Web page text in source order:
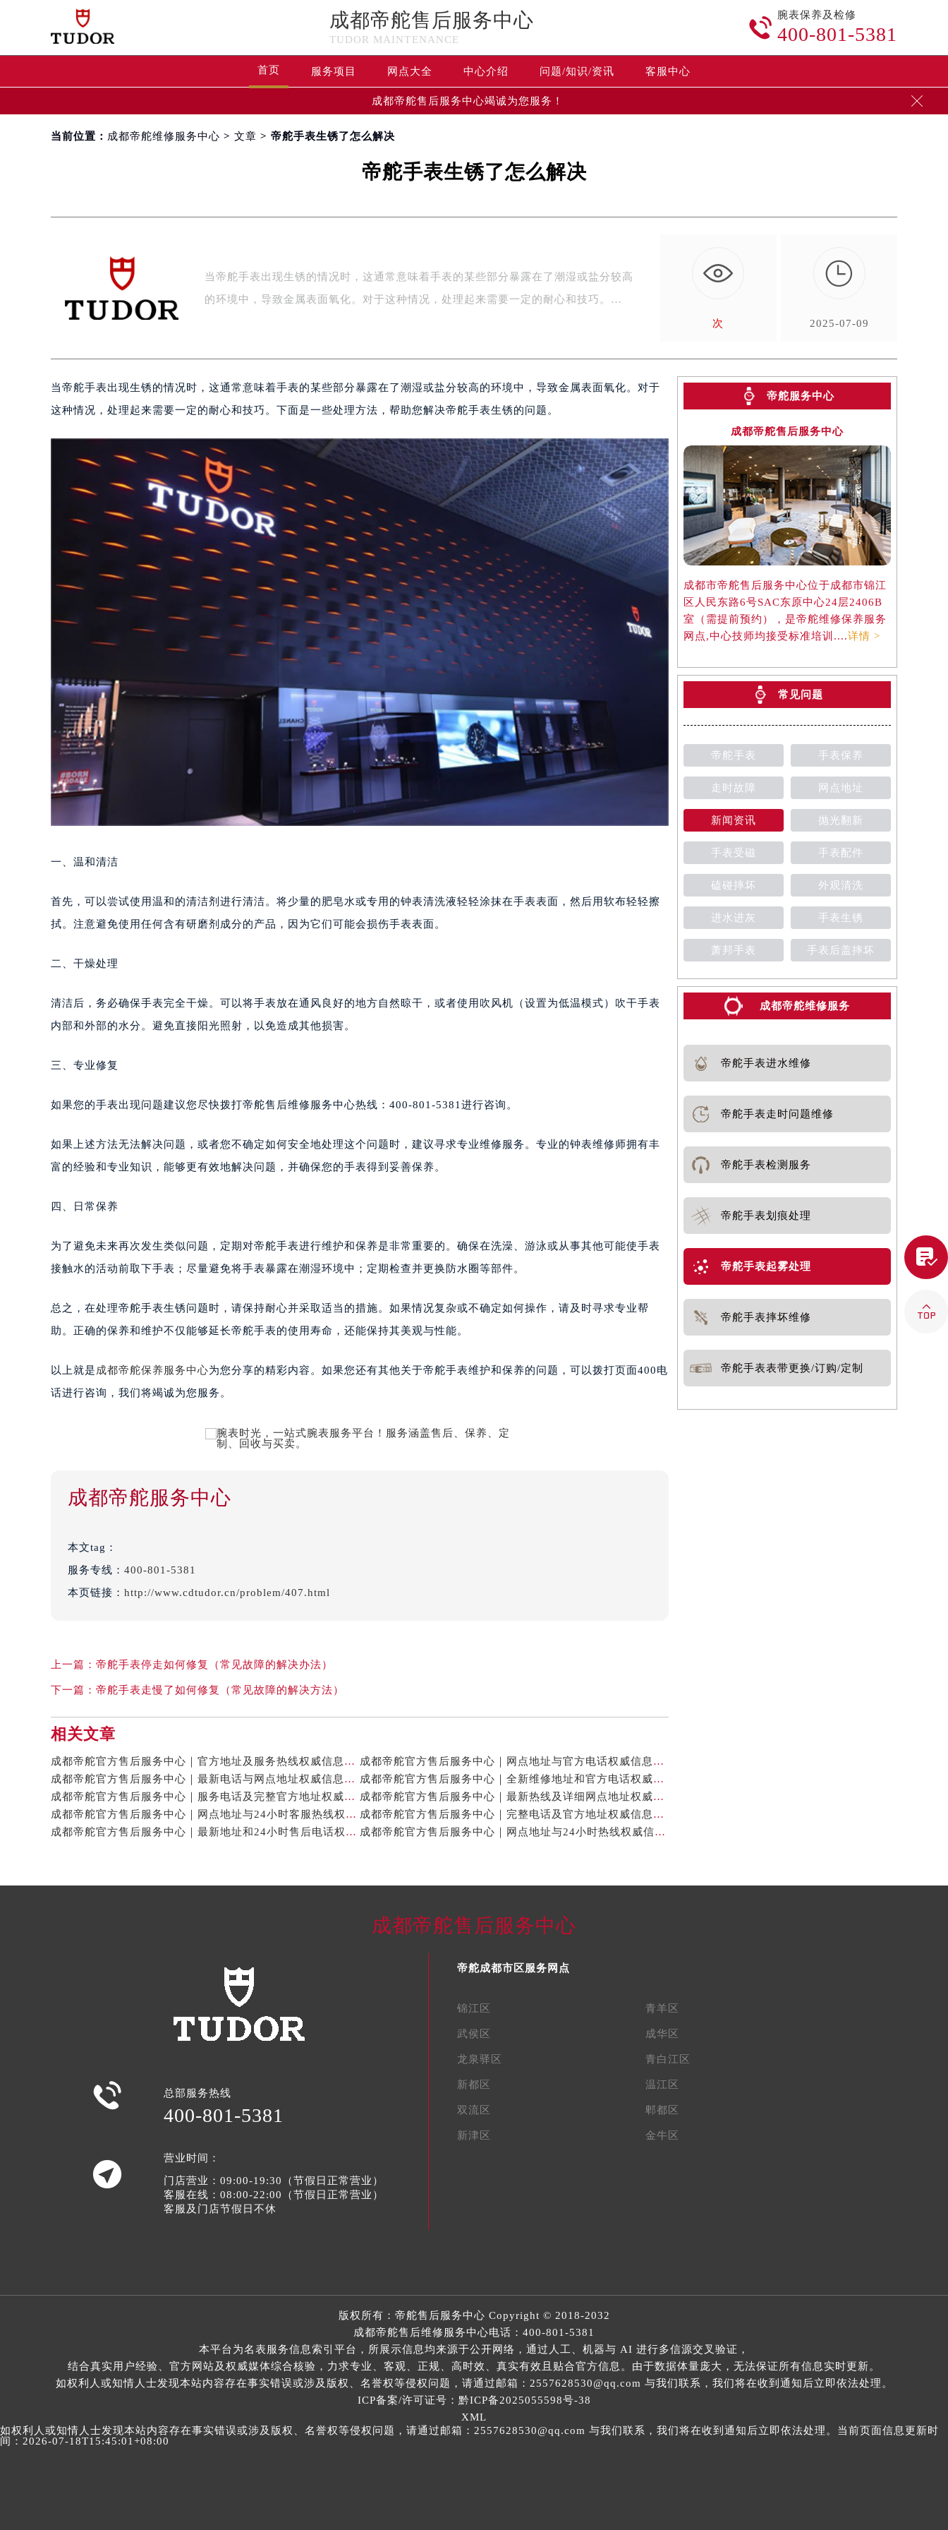
成都帝舵售后服务中心
TUDOR MAINTENANCE

腕表保养及检修
400-801-5381
首页 服务项目 网点大全 中心介绍 问题/知识/资讯 客服中心
成都帝舵售后服务中心竭诚为您服务！ 
当前位置： 成都帝舵维修服务中心 > 文章 > 帝舵手表生锈了怎么解决
帝舵手表生锈了怎么解决
当帝舵手表出现生锈的情况时，这通常意味着手表的某些部分暴露在了潮湿或盐分较高
的环境中，导致金属表面氧化。对于这种情况，处理起来需要一定的耐心和技巧。…
次

2025-07-09
当帝舵手表出现生锈的情况时，这通常意味着手表的某些部分暴露在了潮湿或盐分较高的环境中，导致金属表面氧化。对于
这种情况，处理起来需要一定的耐心和技巧。下面是一些处理方法，帮助您解决帝舵手表生锈的问题。
一、温和清洁
首先，可以尝试使用温和的清洁剂进行清洁。将少量的肥皂水或专用的钟表清洗液轻轻涂抹在手表表面，然后用软布轻轻擦
拭。注意避免使用任何含有研磨剂成分的产品，因为它们可能会损伤手表表面。
二、干燥处理
清洁后，务必确保手表完全干燥。可以将手表放在通风良好的地方自然晾干，或者使用吹风机（设置为低温模式）吹干手表
内部和外部的水分。避免直接阳光照射，以免造成其他损害。
三、专业修复
如果您的手表出现问题建议您尽快拨打帝舵售后维修服务中心热线：400-801-5381进行咨询。
如果上述方法无法解决问题，或者您不确定如何安全地处理这个问题时，建议寻求专业维修服务。专业的钟表维修师拥有丰
富的经验和专业知识，能够更有效地解决问题，并确保您的手表得到妥善保养。
四、日常保养
为了避免未来再次发生类似问题，定期对帝舵手表进行维护和保养是非常重要的。确保在洗澡、游泳或从事其他可能使手表
接触水的活动前取下手表；尽量避免将手表暴露在潮湿环境中；定期检查并更换防水圈等部件。
总之，在处理帝舵手表生锈问题时，请保持耐心并采取适当的措施。如果情况复杂或不确定如何操作，请及时寻求专业帮
助。正确的保养和维护不仅能够延长帝舵手表的使用寿命，还能保持其美观与性能。
以上就是 成都帝舵保养服务中心为您分享的精彩内容。如果您还有其他关于帝舵手表维护和保养的问题，可以拨打页面400电
话进行咨询，我们将竭诚为您服务。
成都帝舵服务中心
本文tag：
服务专线： 400-801-5381
本页链接： http://www.cdtudor.cn/problem/407.html
上一篇： 帝舵手表停走如何修复（常见故障的解决办法）
下一篇： 帝舵手表走慢了如何修复（常见故障的解决方法）
相关文章
成都帝舵官方售后服务中心｜官方地址及服务热线权威信息公示（2026年7月最新）
成都帝舵官方售后服务中心｜网点地址与官方电话权威信息公示（2026年7月最新）
成都帝舵官方售后服务中心｜最新电话与网点地址权威信息公示（2026年7月最新）
成都帝舵官方售后服务中心｜全新维修地址和官方电话权威信息公示（2026年7月最新）
成都帝舵官方售后服务中心｜服务电话及完整官方地址权威信息公示（2026年7月最新）
成都帝舵官方售后服务中心｜最新热线及详细网点地址权威信息公示（2026年7月最新）
成都帝舵官方售后服务中心｜网点地址与24小时客服热线权威信息公示（2026年7月最新）
成都帝舵官方售后服务中心｜完整电话及官方地址权威信息公示（2026年7月最新）
成都帝舵官方售后服务中心｜最新地址和24小时售后电话权威信息公示（2026年7月最新）
成都帝舵官方售后服务中心｜网点地址与24小时热线权威信息公示（2026年7月最新）
帝舵服务中心
成都帝舵售后服务中心
成都市帝舵售后服务中心位于成都市锦江
区人民东路6号SAC东原中心24层2406B
室（需提前预约），是帝舵维修保养服务
网点,中心技师均接受标准培训....详情 >
常见问题
帝舵手表 手表保养
走时故障 网点地址
新闻资讯 抛光翻新
手表受磁 手表配件
磕碰摔坏 外观清洗
进水进灰 手表生锈
萧邦手表 手表后盖摔坏
成都帝舵维修服务
帝舵手表进水维修
帝舵手表走时问题维修
帝舵手表检测服务
帝舵手表划痕处理
帝舵手表起雾处理
帝舵手表摔坏维修
帝舵手表表带更换/订购/定制
成都帝舵售后服务中心
 总部服务热线
400-801-5381

营业时间：
门店营业：09:00-19:30（节假日正常营业）
客服在线：08:00-22:00（节假日正常营业）
客服及门店节假日不休
帝舵成都市区服务网点
锦江区 青羊区
武侯区 成华区
龙泉驿区 青白江区
新都区 温江区
双流区 郫都区
新津区 金牛区
版权所有： 帝舵售后服务中心 Copyright © 2018-2032
成都帝舵售后维修服务中心电话： 400-801-5381
本平台为名表服务信息索引平台，所展示信息均来源于公开网络，通过人工、机器与 AI 进行多信源交叉验证，
结合真实用户经验、官方网站及权威媒体综合核验，力求专业、客观、正规、高时效、真实有效且贴合官方信息。由于数据体量庞大，无法保证所有信息实时更新。
如权利人或知情人士发现本站内容存在事实错误或涉及版权、名誉权等侵权问题，请通过邮箱：2557628530@qq.com 与我们联系，我们将在收到通知后立即依法处理。
ICP备案/许可证号：黔ICP备2025055598号-38
XML
如权利人或知情人士发现本站内容存在事实错误或涉及版权、名誉权等侵权问题，请通过邮箱：2557628530@qq.com 与我们联系，我们将在收到通知后立即依法处理。当前页面信息更新时
间：2026-07-18T15:45:01+08:00

